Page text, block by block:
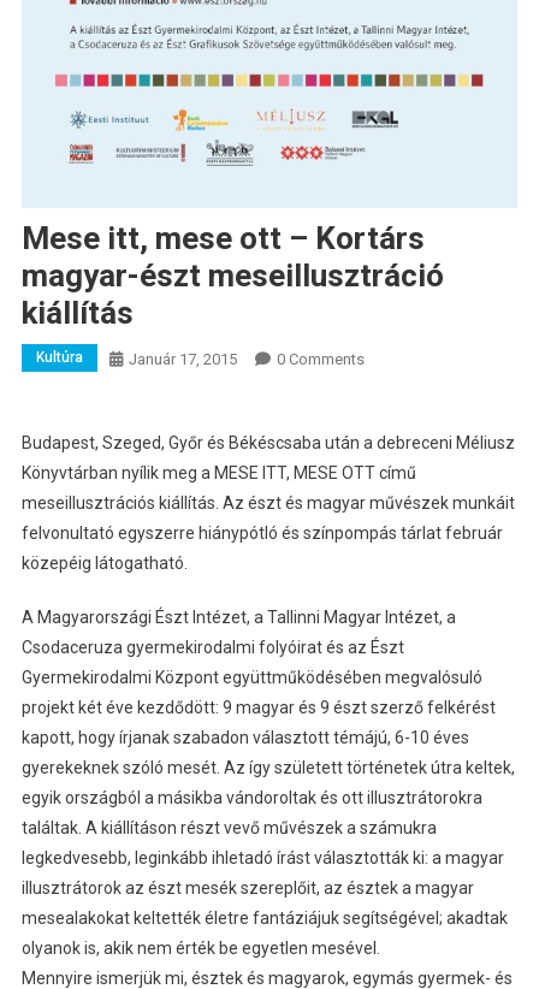
Mese itt, mese ott – Kortárs
magyar-észt meseillusztráció
kiállítás
Kultúra Január 17, 2015 0 Comments
Budapest, Szeged, Győr és Békéscsaba után a debreceni Méliusz
Könyvtárban nyílik meg a MESE ITT, MESE OTT című
meseillusztrációs kiállítás. Az észt és magyar művészek munkáit
felvonultató egyszerre hiánypótló és színpompás tárlat február
közepéig látogatható.
A Magyarországi Észt Intézet, a Tallinni Magyar Intézet, a
Csodaceruza gyermekirodalmi folyóirat és az Észt
Gyermekirodalmi Központ együttműködésében megvalósuló
projekt két éve kezdődött: 9 magyar és 9 észt szerző felkérést
kapott, hogy írjanak szabadon választott témájú, 6-10 éves
gyerekeknek szóló mesét. Az így született történetek útra keltek,
egyik országból a másikba vándoroltak és ott illusztrátorokra
találtak. A kiállításon részt vevő művészek a számukra
legkedvesebb, leginkább ihletadó írást választották ki: a magyar
illusztrátorok az észt mesék szereplőit, az észtek a magyar
mesealakokat keltették életre fantáziájuk segítségével; akadtak
olyanok is, akik nem érték be egyetlen mesével.
Mennyire ismerjük mi, észtek és magyarok, egymás gyermek- és